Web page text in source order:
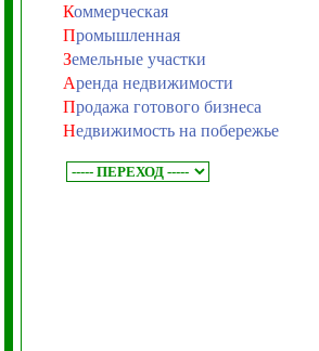
Коммерческая
Промышленная
Земельные участки
Аренда недвижимости
Продажа готового бизнеса
Недвижимость на побережье